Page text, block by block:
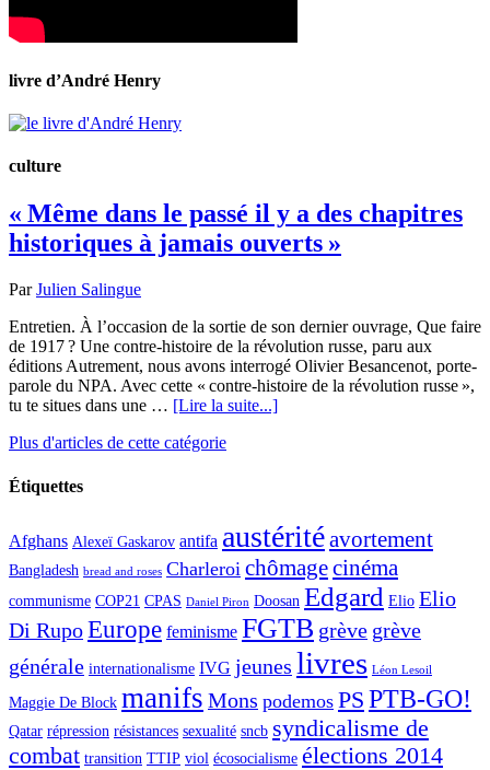
livre d’André Henry
culture
« Même dans le passé il y a des chapitres
historiques à jamais ouverts »
ParJulien Salingue
Entretien. À l’occasion de la sortie de son dernier ouvrage, Que faire
de 1917 ? Une contre-histoire de la révolution russe, paru aux
éditions Autrement, nous avons interrogé Olivier Besancenot, porte-
parole du NPA. Avec cette « contre-histoire de la révolution russe »,
tu te situes dans une … [Lire la suite...]
Plus d'articles de cette catégorie
Étiquettes
Afghans Alexeï Gaskarov antifa austéritéavortement
Bangladesh bread and roses Charleroi chômagecinéma
communisme COP21 CPAS Daniel Piron Doosan Edgard Elio Elio
Di RupoEurope feminisme FGTB grève grève
générale internationalisme IVG jeunes livres Léon Lesoil
Maggie De Block manifs Mons podemos PS PTB-GO!
Qatar répression résistances sexualité sncb syndicalisme de
combat transition TTIP viol écosocialisme élections 2014